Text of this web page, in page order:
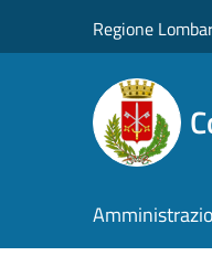
Regione